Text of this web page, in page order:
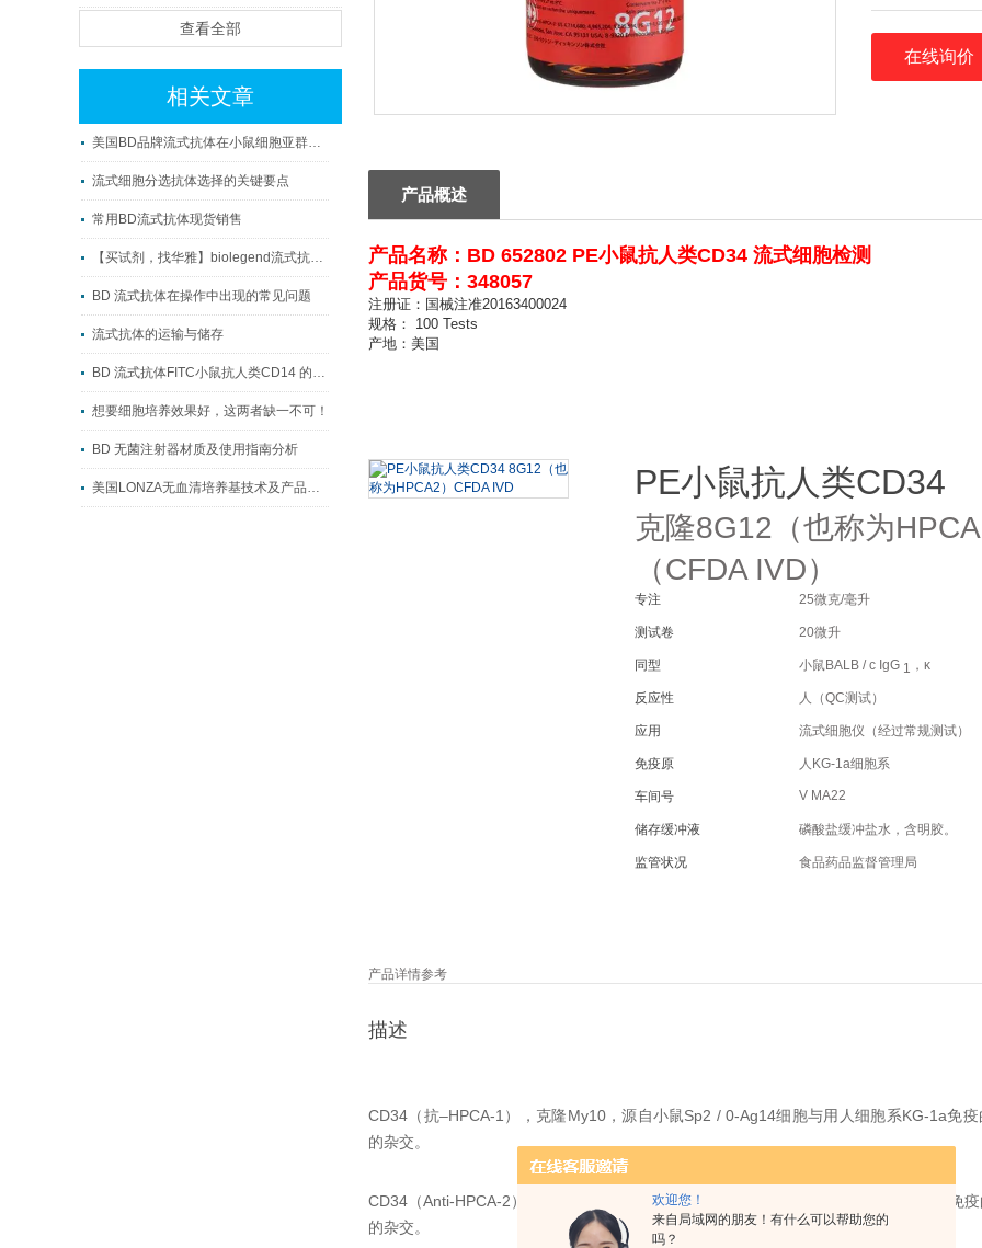
欢迎您！
来自局域网的朋友！有什么可以帮助您的
吗？
查看全部
相关文章
美国BD品牌流式抗体在小鼠细胞亚群研究中的应用与试剂选型指南
流式细胞分选抗体选择的关键要点
常用BD流式抗体现货销售
【买试剂，找华雅】biolegend流式抗体系列
BD 流式抗体在操作中出现的常见问题
流式抗体的运输与储存
BD 流式抗体FITC小鼠抗人类CD14 的主要作用
想要细胞培养效果好，这两者缺一不可！
BD 无菌注射器材质及使用指南分析
美国LONZA无血清培养基技术及产品介绍
产地：美国
在线询价
产品概述
产品名称： BD 652802 PE小鼠抗人类CD34 流式细胞检测
产品货号：348057
注册证：国械注准20163400024
规格： 100 Tests
产地：美国
PE小鼠抗人类CD34
克隆8G12（也称为
（CFDA IVD）
专注 25微克/毫升
测试卷 20微升
同型 小鼠BALB / c IgG 1 ，κ
反应性 人（QC测试）
应用 流式细胞仪（经过常规测试）
免疫原 人KG-1a细胞系
车间号 V MA22
储存缓冲液 磷酸盐缓冲盐水，含明胶。
监管状况 食品药品监督管理局
产品详情参考
描述
CD34（抗–HPCA-1），克隆My10，源自小鼠Sp2 / 0-Ag14细胞与用人细胞系KG-1a免
的杂交。
CD34（Anti-HPCA-2），克隆8G12，源自小鼠Sp2 / 0-Ag14细胞与用人细胞系KG-1a免
的杂交。